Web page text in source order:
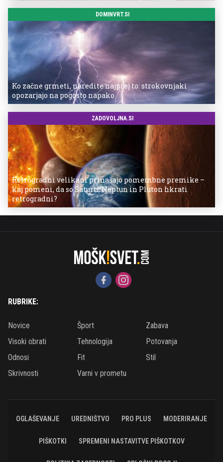
DOMINVRT.SI
Ko začne grmeti, naredite najprej to: strokovnjaki
opozarjajo na pogosto napako
ZADOVOLJNA.SI
Retrogradni velikani prinašajo pomembne premike –
kaj pomeni, da so Saturn, Neptun in Pluton hkrati
retrogradni?
RUBRIKE:
Novice Šport
Zabava
Visoki obrati
Tehnologija
Potovanja
Odnosi
Fit
Stil
Skrivnosti
Varni v prometu
OGLAŠEVANJE UREDNIŠTVO PRO PLUS MODERIRANJE
PIŠKOTKI SPREMENI NASTAVITVE PIŠKOTKOV